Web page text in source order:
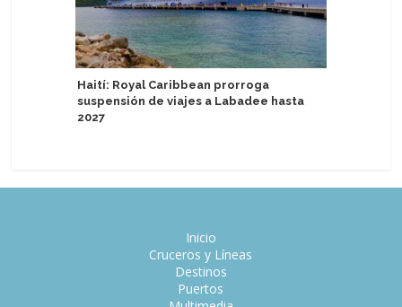
Haití: Royal Caribbean prorroga
suspensión de viajes a Labadee hasta
2027
Inicio
Cruceros y Líneas
Destinos
Puertos